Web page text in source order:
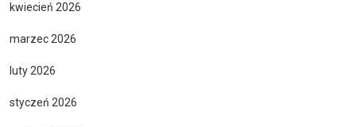
kwiecień 2026
marzec 2026
luty 2026
styczeń 2026